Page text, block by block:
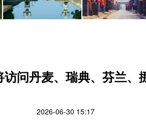
访问丹麦、瑞典、芬兰、
2026-06-30 15:17